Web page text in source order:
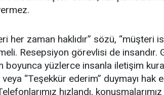
her zaman haklıdır” sözü, “müşteri
Resepsiyon görevlisi de
boyunca yüzlerce insanla iletişim
veya “Teşekkür ederim” duymayı
hızlandı,